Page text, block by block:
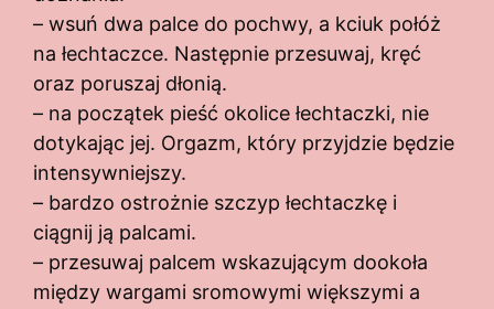
– wsuń dwa palce do pochwy, a kciuk połóż
na łechtaczce. Następnie przesuwaj, kręć
oraz poruszaj dłonią.
– na początek pieść okolice łechtaczki, nie
dotykając jej. Orgazm, który przyjdzie będzie
intensywniejszy.
– bardzo ostrożnie szczyp łechtaczkę i
ciągnij ją palcami.
– przesuwaj palcem wskazującym dookoła
między wargami sromowymi większymi a